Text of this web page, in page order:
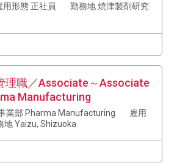
用形態 正社員 勤務地焼津製剤研究
理職／Associate～Associate
Manufacturing
業部 Pharma Manufacturing
雇用
地Yaizu, Shizuoka